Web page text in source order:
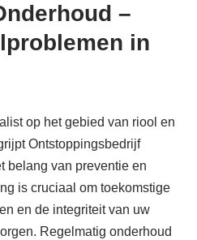
–
in
op het gebied van riool en
Ontstoppingsbedrijf
belang van preventie en
is cruciaal om toekomstige
en de integriteit van uw
Regelmatig onderhoud